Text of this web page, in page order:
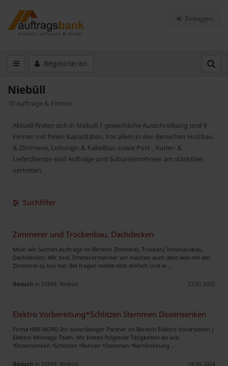
Einloggen
Registrieren
Niebüll
10 Aufträge & Firmen
Aktuell finden sich in Niebüll 1 gewerbliche Ausschreibung und 9
Firmen mit freien Kapazitäten. Vor allem in den Bereichen Holzbau
& Zimmerei, Leitungs- & Kabelbau sowie Post-, Kurier- &
Lieferdienste sind Aufträge und Subunternehmer am stärksten
vertreten.
Suchfilter
Zimmerer und Trockenbau, Dachdecken
Moin wir Suchen Aufträge im Bereich Zimmerei, Trocken/ Innenausbau,
Dachdecken. Wir sind Zimmerermänner wir machen auch alles was mit der
Zimmerei zu tun hat. Bei fragen melde dich einfach und w ..
Gesuch in 25899, Niebüll 23.01.2025
Elektro Vorbereitung*Schlitzen Stemmen Dosensenken
Firma HBB NORD Ihr zuverlässiger Partner im Bereich Elektro Vorarbeiten /
Elektro Montage Team. Wir bieten folgende Tätigkeiten an wie,
•Dosensenken •Schlitzen •Bohren •Stemmen •Kernbohrung ..
Gesuch in 25899, Niebüll 18.09.2024